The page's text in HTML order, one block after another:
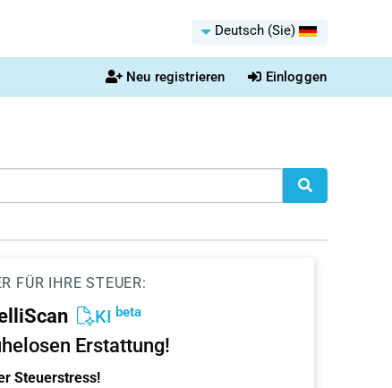
Deutsch (Sie)
Neu registrieren Einloggen
FÜR IHRE STEUER:
KI beta
Erstattung!
Steuerstress!